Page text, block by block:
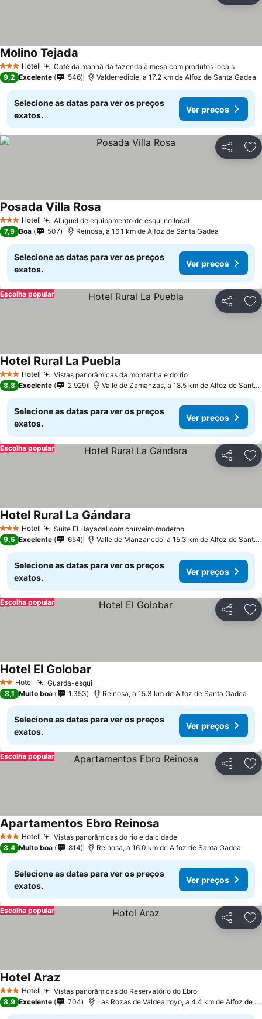
3 EstrelasHotel Café da manhã da fazenda à mesa com produtos locais
Molino Tejada
9,2 Excelente 546 Valderredible, a 17.2 km de Alfoz de Santa Gadea
Selecione as datas para ver os preços
exatos.
Ver preços
Partilhar
3 EstrelasHotel Aluguel de equipamento de esqui no local
Posada Villa Rosa
7,9 Boa 507 Reinosa, a 16.1 km de Alfoz de Santa Gadea
Selecione as datas para ver os preços
exatos.
Ver preços
Partilhar
Escolha popular
3 EstrelasHotel Vistas panorâmicas da montanha e do rio
Hotel Rural La Puebla
8,8 Excelente 2.929 Valle de Zamanzas, a 18.5 km de Alfoz de Santa Gadea
Selecione as datas para ver os preços
exatos.
Ver preços
Partilhar
Escolha popular
3 EstrelasHotel Suíte El Hayadal com chuveiro moderno
Hotel Rural La Gándara
9,5 Excelente 654 Valle de Manzanedo, a 15.3 km de Alfoz de Santa Gadea
Selecione as datas para ver os preços
exatos.
Ver preços
Partilhar
Escolha popular
2 Estrelas
Hotel Guarda-esqui
Hotel El Golobar
8,1 Muito boa 1.353 Reinosa, a 15.3 km de Alfoz de Santa Gadea
Selecione as datas para ver os preços
exatos.
Ver preços
Partilhar
Escolha popular
3 EstrelasHotel Vistas panorâmicas do rio e da cidade
Apartamentos Ebro Reinosa
8,4 Muito boa 814 Reinosa, a 16.0 km de Alfoz de Santa Gadea
Selecione as datas para ver os preços
exatos.
Ver preços
Partilhar
Escolha popular
3 EstrelasHotel Vistas panorâmicas do Reservatório do Ebro
Hotel Araz
8,9 Excelente 704 Las Rozas de Valdearroyo, a 4.4 km de Alfoz de Santa Gadea